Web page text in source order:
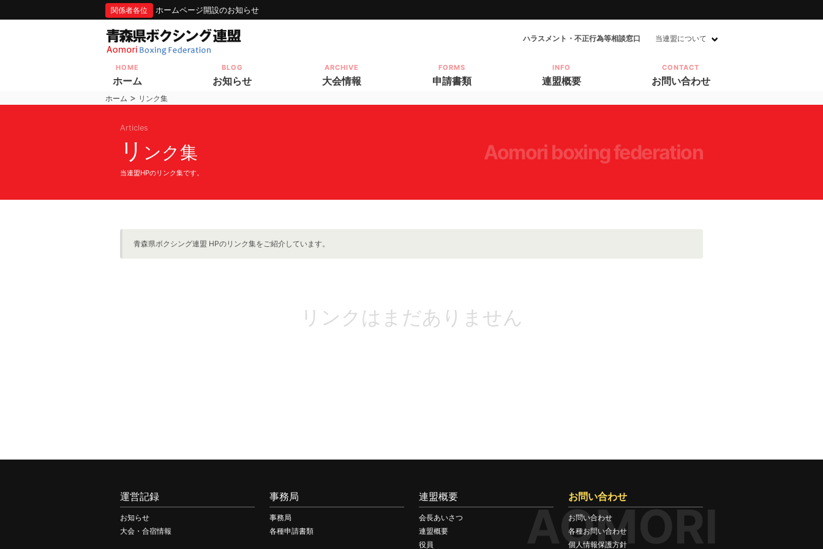
関係者各位 ホームページ開設のお知らせ
ハラスメント・不正行為等相談窓口 当連盟について
HOME
ホーム
BLOG
お知らせ
ARCHIVE
大会情報
FORMS
申請書類
INFO
連盟概要
CONTACT
お問い合わせ
ホーム > リンク集
aomori boxing federation
Articles
リ ンク集
当連盟HPのリンク集です。
青森県ボクシング連盟 HPのリンク集をご紹介しています。
リンクはまだありません
AOMORI
運営記録
お知らせ
大会・合宿情報
事務局
事務局
各種申請書類
連盟概要
会長あいさつ
連盟概要
役員
お問い合わせ
お問い合わせ
各種お問い合わせ
個人情報保護方針